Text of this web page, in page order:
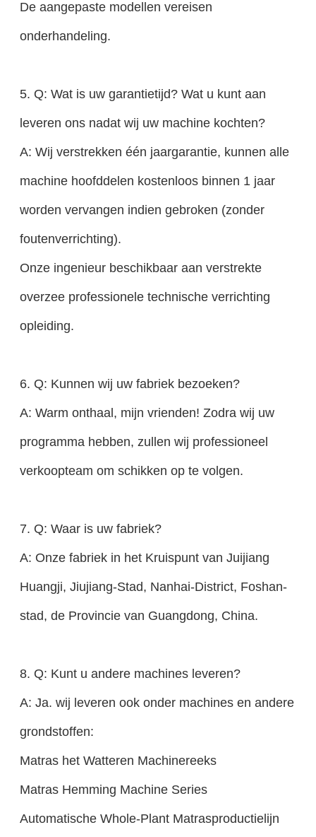
De aangepaste modellen vereisen
onderhandeling.
5. Q: Wat is uw garantietijd? Wat u kunt aan
leveren ons nadat wij uw machine kochten?
A: Wij verstrekken één jaargarantie, kunnen alle
machine hoofddelen kostenloos binnen 1 jaar
worden vervangen indien gebroken (zonder
foutenverrichting).
Onze ingenieur beschikbaar aan verstrekte
overzee professionele technische verrichting
opleiding.
6. Q: Kunnen wij uw fabriek bezoeken?
A: Warm onthaal, mijn vrienden! Zodra wij uw
programma hebben, zullen wij professioneel
verkoopteam om schikken op te volgen.
7. Q: Waar is uw fabriek?
A: Onze fabriek in het Kruispunt van Juijiang
Huangji, Jiujiang-Stad, Nanhai-District, Foshan-
stad, de Provincie van Guangdong, China.
8. Q: Kunt u andere machines leveren?
A: Ja. wij leveren ook onder machines en andere
grondstoffen:
Matras het Watteren Machinereeks
Matras Hemming Machine Series
Automatische Whole-Plant Matrasproductielijn